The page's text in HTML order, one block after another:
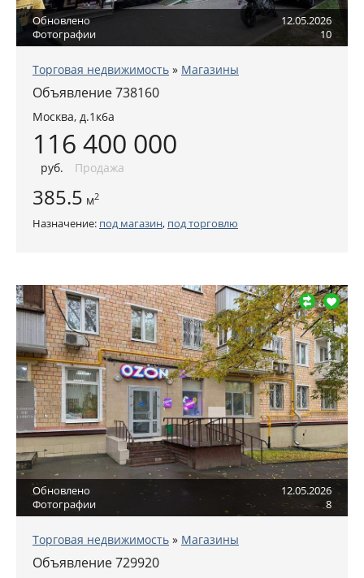
Обновлено
12.05.2026
Фотографии
10
Торговая недвижимость » Магазины
Объявление 738160
Москва, д.1к6а
116 400 000
руб. Продажа
385.5 м2
Назначение: под магазин, под торговлю
Обновлено
12.05.2026
Фотографии
8
Торговая недвижимость » Магазины
Объявление 729920